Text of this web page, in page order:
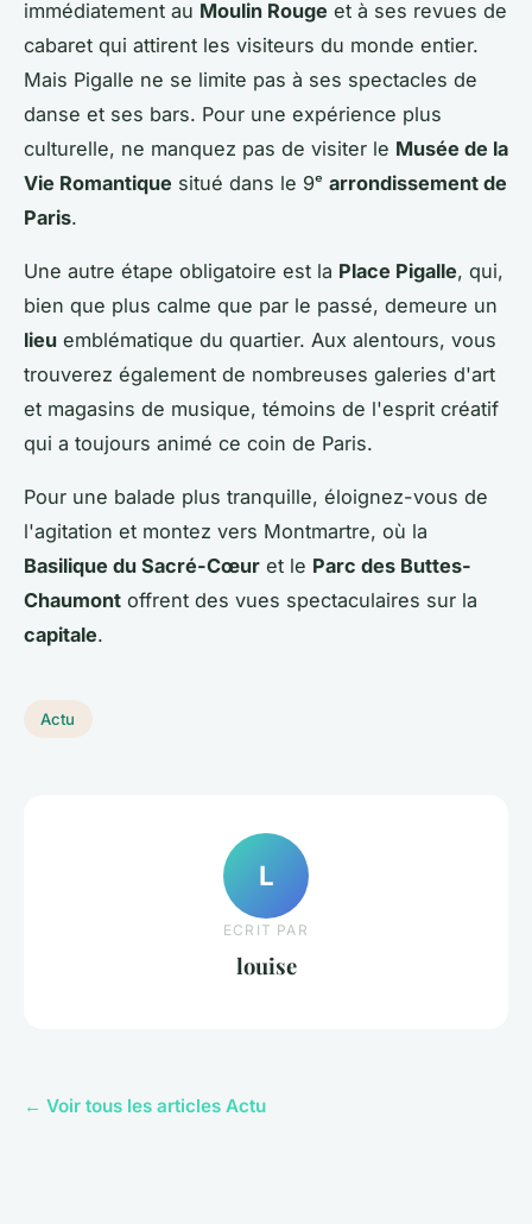
immédiatement au Moulin Rouge et à ses revues de
cabaret qui attirent les visiteurs du monde entier.
Mais Pigalle ne se limite pas à ses spectacles de
danse et ses bars. Pour une expérience plus
culturelle, ne manquez pas de visiter le Musée de la
Vie Romantique situé dans le 9ᵉ arrondissement de
Paris.
Une autre étape obligatoire est la Place Pigalle, qui,
bien que plus calme que par le passé, demeure un
lieu emblématique du quartier. Aux alentours, vous
trouverez également de nombreuses galeries d'art
et magasins de musique, témoins de l'esprit créatif
qui a toujours animé ce coin de Paris.
Pour une balade plus tranquille, éloignez-vous de
l'agitation et montez vers Montmartre, où la
Basilique du Sacré-Cœur et le Parc des Buttes-
Chaumont offrent des vues spectaculaires sur la
capitale.
Actu
L
ECRIT PAR
louise
← Voir tous les articles Actu